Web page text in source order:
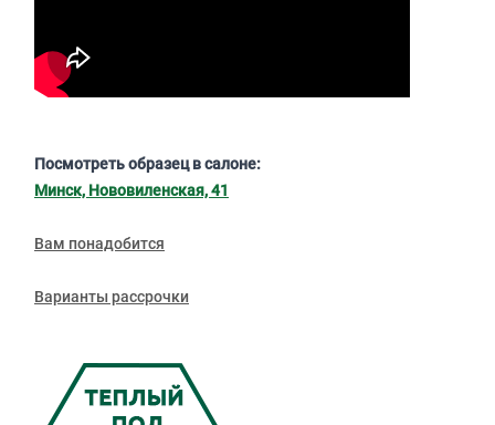
Посмотреть образец в салоне:
Минск, Нововиленская, 41
Вам понадобится
Варианты рассрочки